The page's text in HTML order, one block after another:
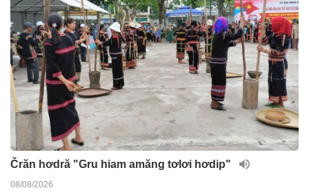
Črăn hơdră "Gru hiam amăng tơlơi hơdip"
08/08/2026